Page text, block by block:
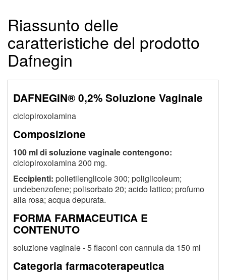
Riassunto delle
caratteristiche del prodotto
Dafnegin
DAFNEGIN® 0,2% Soluzione Vaginale
ciclopiroxolamina
Composizione
100 ml di soluzione vaginale contengono:
ciclopiroxolamina 200 mg.
Eccipienti: polietilenglicole 300; poliglicoleum;
undebenzofene; polisorbato 20; acido lattico; profumo
alla rosa; acqua depurata.
FORMA FARMACEUTICA E
CONTENUTO
soluzione vaginale - 5 flaconi con cannula da 150 ml
Categoria farmacoterapeutica